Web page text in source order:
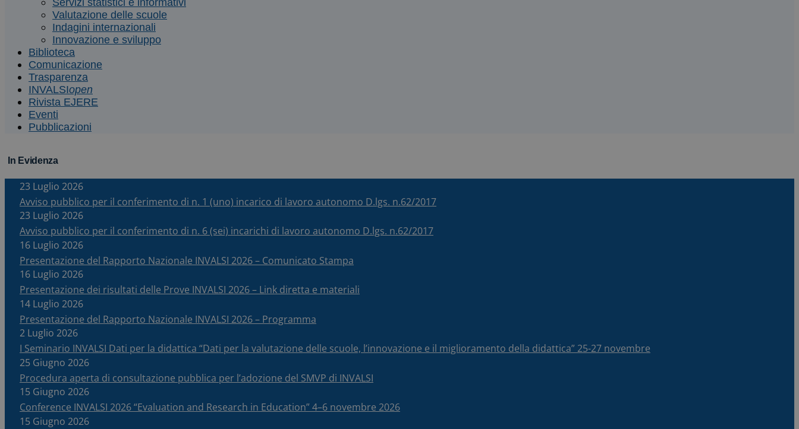
Servizi statistici e informativi
Valutazione delle scuole
Indagini internazionali
Innovazione e sviluppo
Biblioteca
Comunicazione
Trasparenza
INVALSIopen
Rivista EJERE
Eventi
Pubblicazioni
In Evidenza
23 Luglio 2026
Avviso pubblico per il conferimento di n. 1 (uno) incarico di lavoro autonomo D.lgs. n.62/2017
23 Luglio 2026
Avviso pubblico per il conferimento di n. 6 (sei) incarichi di lavoro autonomo D.lgs. n.62/2017
16 Luglio 2026
Presentazione del Rapporto Nazionale INVALSI 2026 – Comunicato Stampa
16 Luglio 2026
Presentazione dei risultati delle Prove INVALSI 2026 – Link diretta e materiali
14 Luglio 2026
Presentazione del Rapporto Nazionale INVALSI 2026 – Programma
2 Luglio 2026
I Seminario INVALSI Dati per la didattica “Dati per la valutazione delle scuole, l’innovazione e il miglioramento della didattica” 25-27 novembre
25 Giugno 2026
Procedura aperta di consultazione pubblica per l’adozione del SMVP di INVALSI
15 Giugno 2026
Conference INVALSI 2026 “Evaluation and Research in Education” 4–6 novembre 2026
15 Giugno 2026